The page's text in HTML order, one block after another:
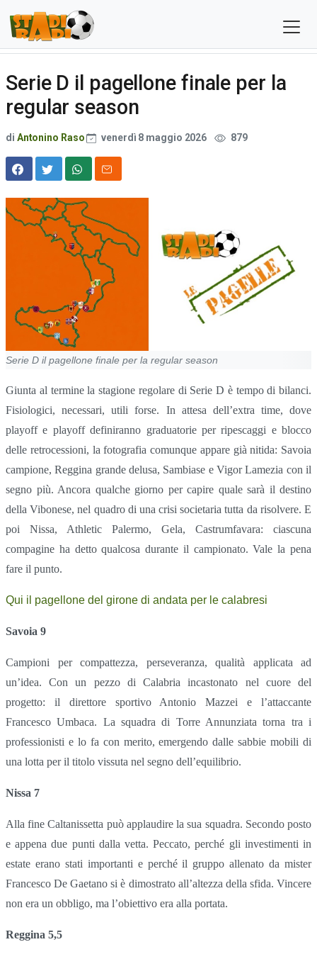
Serie D il pagellone finale per la
regular season
di Antonino Raso venerdì 8 maggio 2026 879
Serie D il pagellone finale per la regular season
Giunta al termine la stagione regolare di Serie D è tempo di bilanci.
Fisiologici, necessari, utili forse. In attesa dell’extra time, dove
playoff e playoff definiranno graduatorie per ripescaggi e blocco
delle retrocessioni, la fotografia comunque appare già nitida: Savoia
campione, Reggina grande delusa, Sambiase e Vigor Lamezia con il
segno più. Ancora qualche giorno per capire quale sarà il destino
della Vibonese, nel quadro di una crisi societaria tutta da risolvere. E
poi Nissa, Athletic Palermo, Gela, Castrumfavara: ciascuna
compagine ha detto qualcosa durante il campionato. Vale la pena
fare il punto.
Qui il pagellone del girone di andata per le calabresi
Savoia 9
Campioni per compattezza, perseveranza, qualità applicata ad
un’idea. Con un pezzo di Calabria incastonato nel cuore del
progetto: il direttore sportivo Antonio Mazzei e l’attaccante
Francesco Umbaca. La squadra di Torre Annunziata torna tra i
professionisti e lo fa con merito, emergendo dalle sabbie mobili di
una lotta per il titolo vissuta nel segno dell’equilibrio.
Nissa 7
Alla fine Caltanissetta può applaudire la sua squadra. Secondo posto
e appena due punti dalla vetta. Peccato, perché gli investimenti in
estate erano stati importanti e perché il gruppo allenato da mister
Francesco De Gaetano si è dimostrato all’altezza della sfida. Vincere
non era un obbligo, ma l’obiettivo era alla portata.
Reggina 5,5